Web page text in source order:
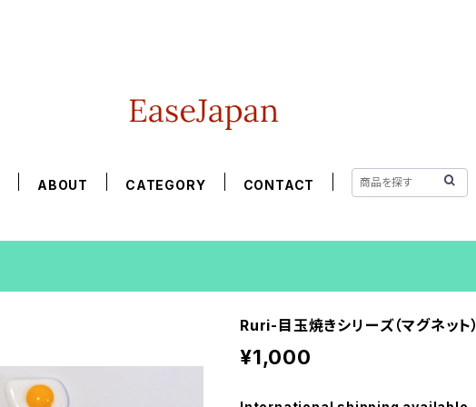
ABOUT CATEGORY CONTACT
Ruri-目玉焼きシリーズ（マグネット）
¥1,000